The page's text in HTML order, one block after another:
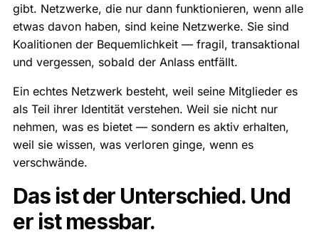
gibt. Netzwerke, die nur dann funktionieren, wenn alle
etwas davon haben, sind keine Netzwerke. Sie sind
Koalitionen der Bequemlichkeit — fragil, transaktional
und vergessen, sobald der Anlass entfällt.
Ein echtes Netzwerk besteht, weil seine Mitglieder es
als Teil ihrer Identität verstehen. Weil sie nicht nur
nehmen, was es bietet — sondern es aktiv erhalten,
weil sie wissen, was verloren ginge, wenn es
verschwände.
Das ist der Unterschied. Und
er ist messbar.